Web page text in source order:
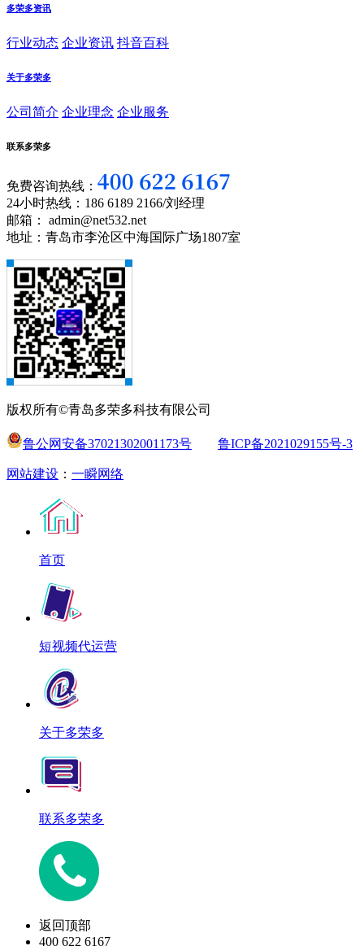
多荣多资讯
行业动态 企业资讯 抖音百科
关于多荣多
公司简介 企业理念 企业服务
联系多荣多
免费咨询热线：
24小时热线：186 6189 2166/刘经理
邮箱： admin@net532.net
地址：青岛市李沧区中海国际广场1807室
版权所有©青岛多荣多科技有限公司
鲁公网安备37021302001173号 鲁ICP备2021029155号-3
网站建设 ： 一瞬网络
首页
短视频代运营
关于多荣多
联系多荣多
返回顶部
400 622 6167